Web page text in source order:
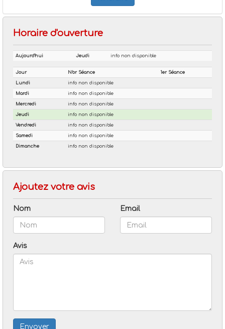
Horaire d'ouverture
Ajoutez votre avis
Nom Email
Avis
Envoyer